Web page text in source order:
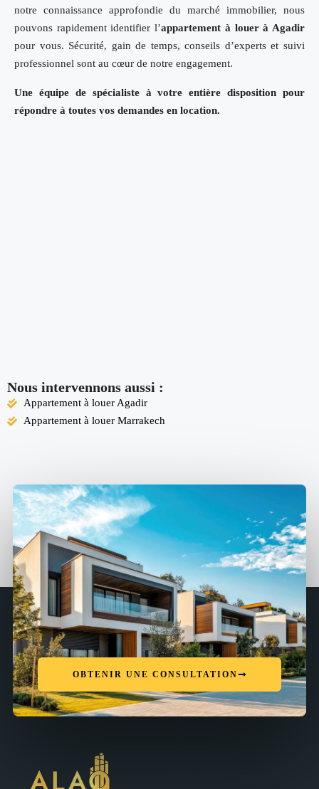
notre connaissance approfondie du marché immobilier, nous
pouvons rapidement identifier l’appartement à louer à Agadir
pour vous. Sécurité, gain de temps, conseils d’experts et suivi
professionnel sont au cœur de notre engagement.
Une équipe de spécialiste à votre entière disposition pour
répondre à toutes vos demandes en location.
Nous intervennons aussi :
Appartement à louer Agadir
Appartement à louer Marrakech
OBTENIR UNE CONSULTATION